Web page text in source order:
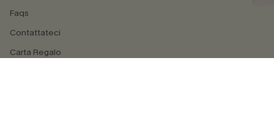
Faqs
Contattateci
Carta Regalo